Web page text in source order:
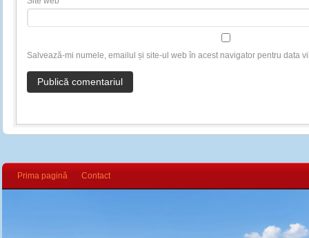
Salvează-mi numele, emailul și site-ul web în acest navigator pentru data
Prima pagină Contact